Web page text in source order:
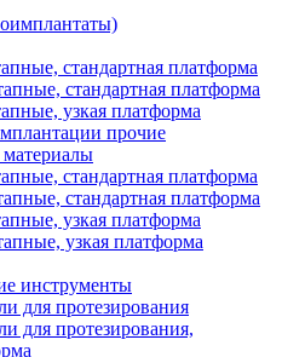
стандартная платформа
стандартная платформа
узкая платформа
прочие
материалы
стандартная платформа
стандартная платформа
узкая платформа
узкая платформа
инструменты
для протезирования
для протезирования,